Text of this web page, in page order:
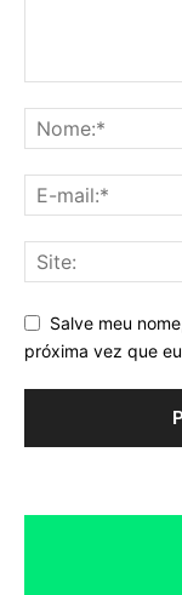
Salve meu
próxima vez que